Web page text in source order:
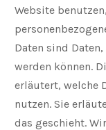
Website
Daten sind
werden können.
erläutert, welche
nutzen. Sie
das geschieht.